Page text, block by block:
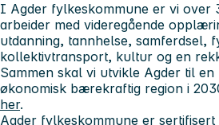
I Agder fylkeskommune er vi over
arbeider med videregående
utdanning, tannhelse, samferdsel,
kollektivtransport, kultur og en
Sammen skal vi utvikle Agder til en
økonomisk bærekraftig region i
her.
Agder fylkeskommune er sertifisert